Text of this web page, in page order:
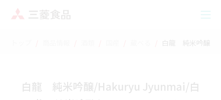
白龍 純米吟醸/
白龍 純米吟醸/Hakuryu Jyunmai/白